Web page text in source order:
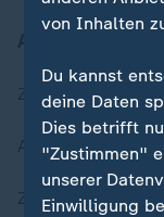
Zuletzt
Aktuelle
ZDFheute Stories
von Inhalten
Du kannst
deine Daten
Dies betrifft
"Zustimmen"
unserer
Einwilligung